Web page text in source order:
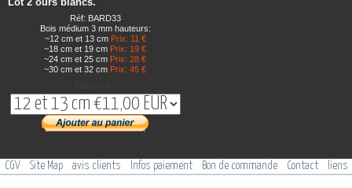
Réf: BARD33
Bois médium 3 mm hauteurs:
~12 cm et 13 cm Prix: 11 €
~18 cm et 19 cm Prix: 19 €
~24 cm et 25 cm Prix: 28 €
~30 cm et 32 cm Prix: 45 €
Dimensions
CGV Site Map avis clients Infos paiement Bon de commande Contact liens